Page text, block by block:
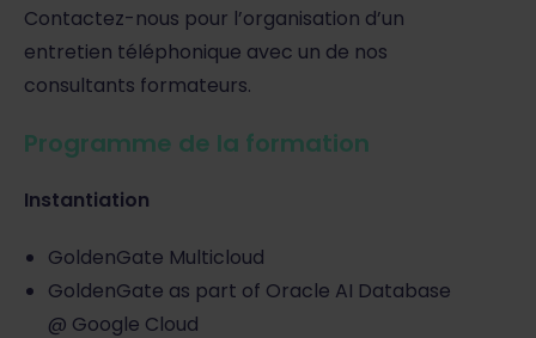
Contactez-nous pour l’organisation d’un
entretien téléphonique avec un de nos
consultants formateurs.
Programme de la formation
Instantiation
GoldenGate Multicloud
GoldenGate as part of Oracle AI Database
@ Google Cloud